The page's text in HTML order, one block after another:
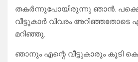
തകർന്നുപോയിരുന്നു ഞാൻ.
വീട്ടുകാർ വിവരം അറിഞ്ഞതോടെ
മറിഞ്ഞു.
ഞാനും എന്റെ വീട്ടുകാരും കൂടി